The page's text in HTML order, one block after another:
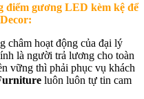
điểm gương LED kèm kệ để
hoạt động của đại lý
là người trả lương cho toàn
vững thì phải phục vụ khách
luôn luôn tự tin cam